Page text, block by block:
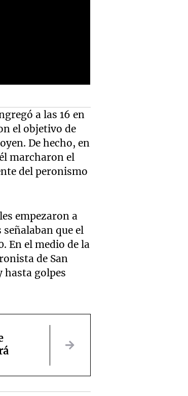
a las 16 en
el objetivo de
De hecho, en
marcharon el
del peronismo
empezaron a
que el
En el medio de la
de San
hasta golpes